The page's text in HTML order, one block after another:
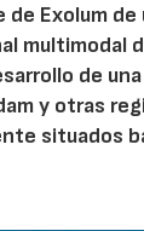
Exolum de
multimodal
de una
y otras
situados